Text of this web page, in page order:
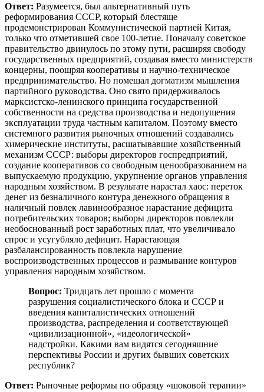
Ответ: Разумеется, был альтернативный путь
реформирования СССР, который блестяще
продемонстрирован Коммунистической партией Китая,
только что отметившей свое 100-летие. Поначалу советское
правительство двинулось по этому пути, расширяя свободу
государственных предприятий, создавая вместо министерств
концерны, поощряя кооперативы и научно-техническое
предпринимательство. Но помешал догматизм мышления
партийного руководства. Оно свято придерживалось
марксистско-ленинского принципа государственной
собственности на средства производства и недопущения
эксплуатации труда частным капиталом. Поэтому вместо
системного развития рыночных отношений создавались
химерические институты, расшатывавшие хозяйственный
механизм СССР: выборы директоров госпредприятий,
создание кооперативов со свободным ценообразованием на
выпускаемую продукцию, укрупнение органов управления
народным хозяйством. В результате нарастал хаос: переток
денег из безналичного контура денежного обращения в
наличный повлек лавинообразное нарастание дефицита
потребительских товаров; выборы директоров повлекли
необоснованный рост заработных плат, что увеличивало
спрос и усугубляло дефицит. Нарастающая
разбалансированность повлекла нарушение
воспроизводственных процессов и размывание контуров
управления народным хозяйством.
Вопрос: Тридцать лет прошло с момента
разрушения социалистического блока и СССР и
введения капиталистических отношений
производства, распределения и соответствующей
«цивилизационной», «идеологической»
надстройки. Какими вам видятся сегодняшние
перспективы России и других бывших советских
республик?
Ответ: Рыночные реформы по образцу «шоковой терапии»